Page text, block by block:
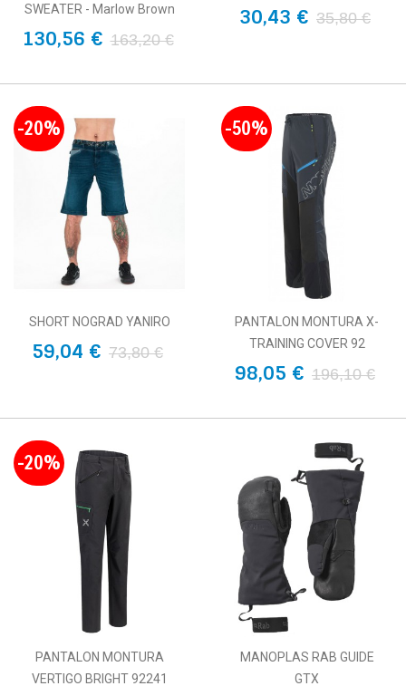
SWEATER - Marlow Brown
130,56 € 163,20 €
30,43 € 35,80 €
-20%
SHORT NOGRAD YANIRO
59,04 € 73,80 €
-50%
PANTALON MONTURA X-
TRAINING COVER 92
98,05 € 196,10 €
-20%
PANTALON MONTURA
VERTIGO BRIGHT 92241
MANOPLAS RAB GUIDE
GTX